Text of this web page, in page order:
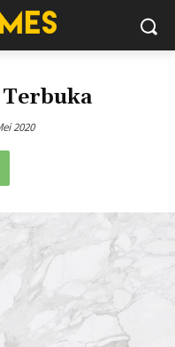
Terbuka
2020